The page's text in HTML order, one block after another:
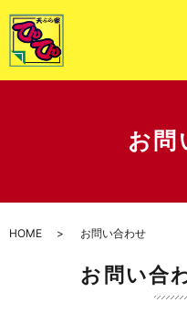
お問
HOME お問い合わせ
お問い合